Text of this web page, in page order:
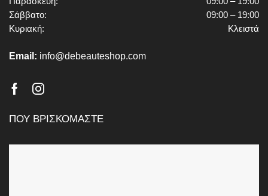
Σάββατο:
09:00 – 19:00
Κυριακή:
Κλειστά
Email: info@debeauteshop.com
FacebookInstagram
ΠΟΥ ΒΡΙΣΚΟΜΑΣΤΕ